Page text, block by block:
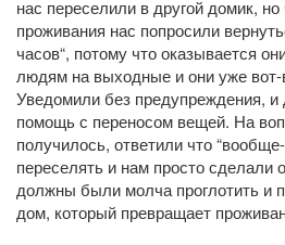
нас переселили в другой домик,
проживания нас попросили
часов“, потому что оказывается
людям на выходные и они уже вот-
Уведомили без предупреждения,
помощь с переносом вещей. На
получилось, ответили что
переселять и нам просто сделали
должны были молча проглотить и
дом, который превращает